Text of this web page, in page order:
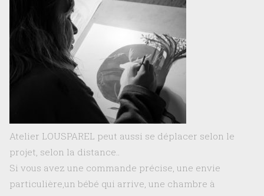
Atelier LOUSPAREL peut aussi se déplacer selon le
projet, selon la distance..
Si vous avez une commande précise, une envie
particulière,un bébé qui arrive, une chambre à